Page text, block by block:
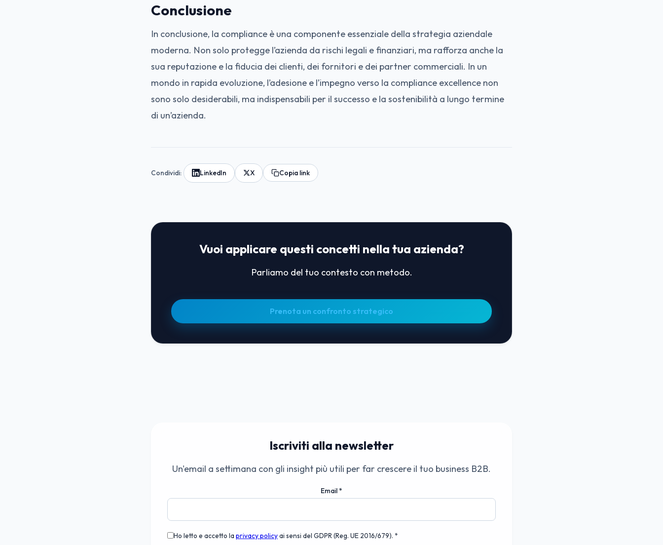
Conclusione
In conclusione, la compliance è una componente essenziale della strategia aziendale
moderna. Non solo protegge l’azienda da rischi legali e finanziari, ma rafforza anche la
sua reputazione e la fiducia dei clienti, dei fornitori e dei partner commerciali. In un
mondo in rapida evoluzione, l’adesione e l’impegno verso la compliance excellence non
sono solo desiderabili, ma indispensabili per il successo e la sostenibilità a lungo termine
di un’azienda.
Condividi: LinkedIn X Copia link
Vuoi applicare questi concetti nella tua azienda?
Parliamo del tuo contesto con metodo.
Prenota un confronto strategico
Iscriviti alla newsletter
Un'email a settimana con gli insight più utili per far crescere il tuo business B2B.
Email*
Ho letto e accetto la privacy policyai sensi del GDPR (Reg. UE 2016/679). *